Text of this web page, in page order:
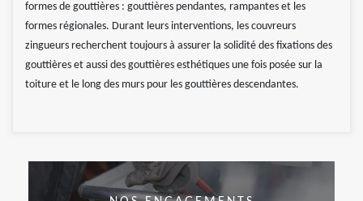
formes de gouttières : gouttières pendantes, rampantes et les
formes régionales. Durant leurs interventions, les couvreurs
zingueurs recherchent toujours à assurer la solidité des fixations des
gouttières et aussi des gouttières esthétiques une fois posée sur la
toiture et le long des murs pour les gouttières descendantes.